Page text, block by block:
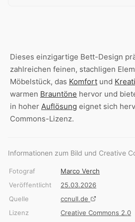
Dieses einzigartige Bett-Design
zahlreichen feinen, stachligen
Möbelstück, das Komfort und
warmen Brauntöne hervor und
in hoher Auflösung eignet sich
Commons-Lizenz.
Informationen zum Bild und Creative
Fotograf
Marco Verch
Veröffentlicht
25.03.2026
Quelle
ccnull.de
Lizenz
Creative Commons 2.0